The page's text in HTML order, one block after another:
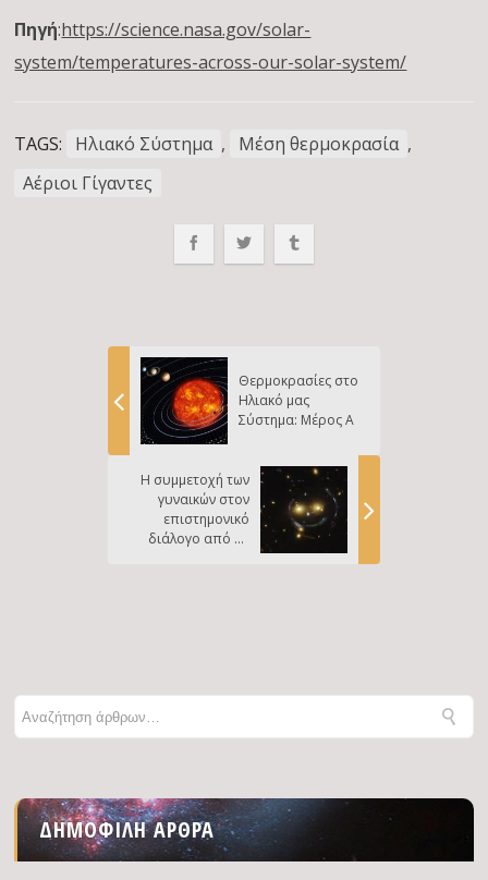
Πηγή:https://science.nasa.gov/solar-
system/temperatures-across-our-solar-system/
TAGS: Ηλιακό Σύστημα , Μέση θερμοκρασία ,
Αέριοι Γίγαντες
Θερμοκρασίες στο
Ηλιακό μας
Σύστημα: Μέρος Α
Η συμμετοχή των
γυναικών στον
επιστημονικό
διάλογο από τα
ΔΗΜΟΦΙΛΉ ΆΡΘΡΑ